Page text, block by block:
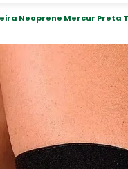
Neoprene Mercur Preta
2º Fralda
3º
4
5
6
7º Gaze
8 º